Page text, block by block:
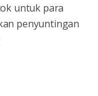
untuk para
penyuntingan